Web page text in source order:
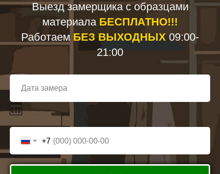
Выезд замерщика с образцами
материала БЕСПЛАТНО!!!
Работаем БЕЗ ВЫХОДНЫХ09:00-
21:00
+7